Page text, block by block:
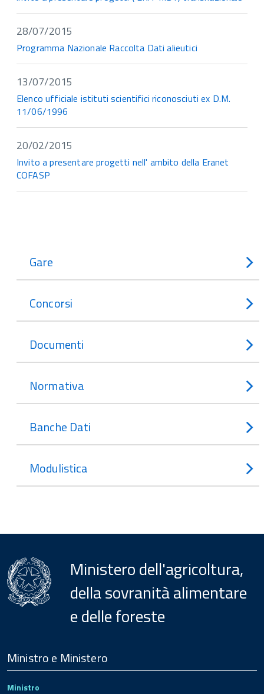
28/07/2015
Programma Nazionale Raccolta Dati alieutici
13/07/2015
Elenco ufficiale istituti scientifici riconosciuti ex D.M.
11/06/1996
20/02/2015
Invito a presentare progetti nell' ambito della Eranet
COFASP
Gare
Concorsi
Documenti
Normativa
Banche Dati
Modulistica
Ministero dell'agricoltura,
della sovranità alimentare
e delle foreste
Footer
Ministro e Ministero
Ministro